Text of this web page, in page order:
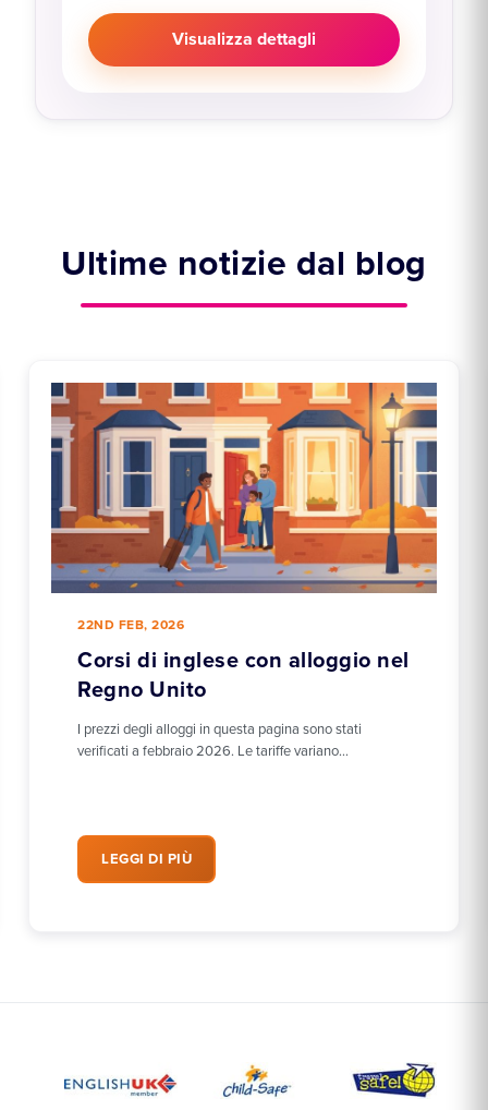
Visualizza dettagli
Ultime notizie dal blog
22ND FEB, 2026
Corsi di inglese con alloggio nel
Regno Unito
I prezzi degli alloggi in questa pagina sono stati
verificati a febbraio 2026. Le tariffe variano…
LEGGI DI PIÙ